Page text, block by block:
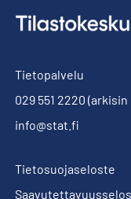
Tietopalvelu
029 551 2220 (arkisin
info@stat.fi
Tietosuojaseloste